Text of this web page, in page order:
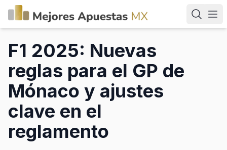
F1 2025: Nuevas
reglas para el GP de
Mónaco y ajustes
clave en el
reglamento